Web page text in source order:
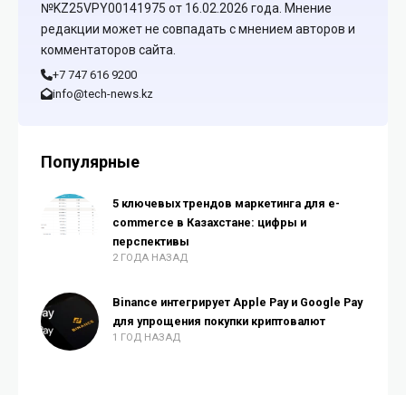
№KZ25VPY00141975 от 16.02.2026 года. Мнение
редакции может не совпадать с мнением авторов и
комментаторов сайта.
+7 747 616 9200
info@tech-news.kz
Популярные
5 ключевых трендов маркетинга для e-
commerce в Казахстане: цифры и
перспективы
2 ГОДА НАЗАД
Binance интегрирует Apple Pay и Google Pay
для упрощения покупки криптовалют
1 ГОД НАЗАД